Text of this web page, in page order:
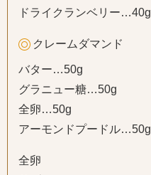
ドライクランベリー…40g
クレームダマンド
バター…50g
グラニュー糖…50g
全卵…50g
アーモンドプードル…50g
全卵